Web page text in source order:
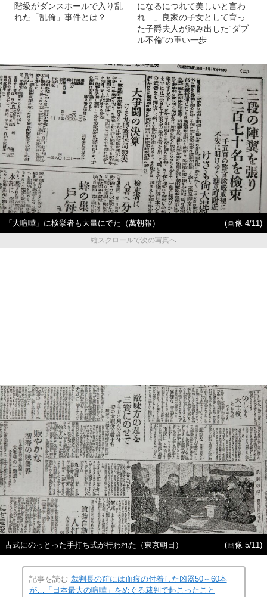
階級がダンスホールで入り乱
れた「乱倫」事件とは？
になるにつれて美しいと言わ
れ…」良家の子女として育っ
た子爵夫人が踏み出した“ダブ
ル不倫”の重い一歩
「大喧嘩」に検挙者も大量にでた（萬朝報）
(画像 4/11)
縦スクロールで次の写真へ
古式にのっとった手打ち式が行われた（東京朝日） (画像 5/11)
記事を読む 裁判長の前には血痕の付着した凶器50～60本
が…「日本最大の喧嘩」をめぐる裁判で起こったこと